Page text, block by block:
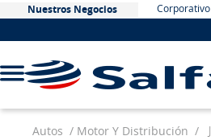
Nuestros Negocios Corporativo
Autos Motor Y Distribución